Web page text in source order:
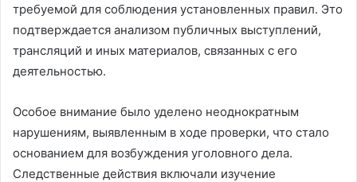
требуемой для соблюдения установленных правил. Это
подтверждается анализом публичных выступлений,
трансляций и иных материалов, связанных с его
деятельностью.
Особое внимание было уделено неоднократным
нарушениям, выявленным в ходе проверки, что стало
основанием для возбуждения уголовного дела.
Следственные действия включали изучение